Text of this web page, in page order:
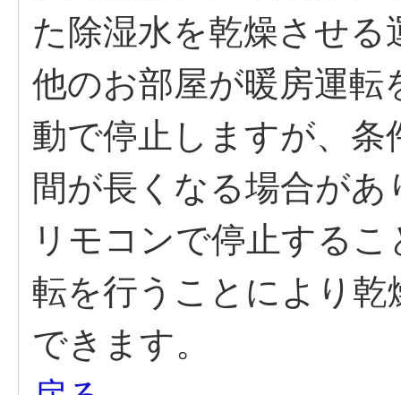
た除湿水を乾燥させ
他のお部屋が暖房運転
動で停止しますが、
間が長くなる場合があ
リモコンで停止する
転を行うことにより
できます。